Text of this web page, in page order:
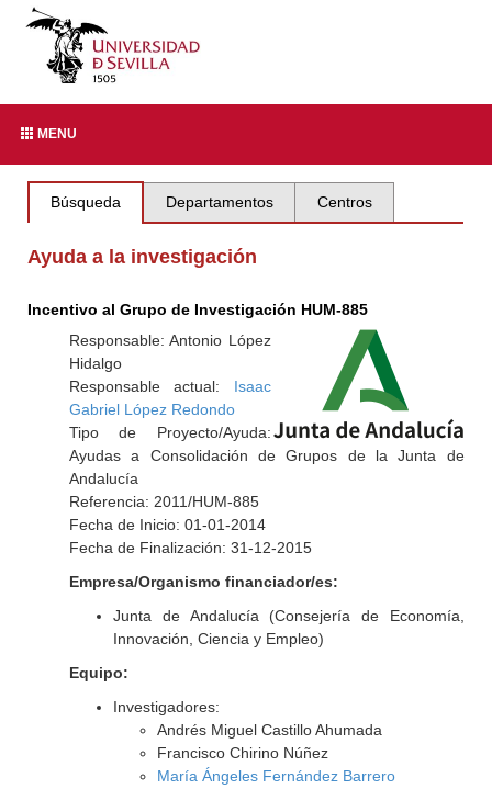
MENU
Búsqueda Departamentos Centros
Ayuda a la investigación
Incentivo al Grupo de Investigación HUM-885
Responsable: Antonio López
Hidalgo
Responsable actual: Isaac
Gabriel López Redondo
Tipo de Proyecto/Ayuda:
Ayudas a Consolidación de Grupos de la Junta de
Andalucía
Referencia: 2011/HUM-885
Fecha de Inicio: 01-01-2014
Fecha de Finalización: 31-12-2015
Empresa/Organismo financiador/es:
Junta de Andalucía (Consejería de Economía,
Innovación, Ciencia y Empleo)
Equipo:
Investigadores:
Andrés Miguel Castillo Ahumada
Francisco Chirino Núñez
María Ángeles Fernández Barrero